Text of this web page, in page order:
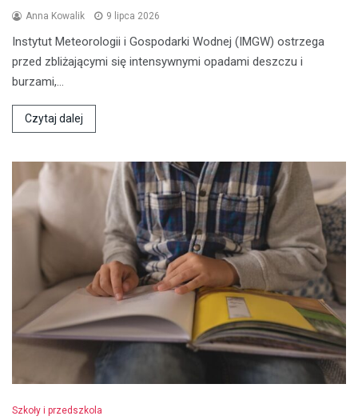
Anna Kowalik 9 lipca 2026
Instytut Meteorologii i Gospodarki Wodnej (IMGW) ostrzega
przed zbliżającymi się intensywnymi opadami deszczu i
burzami,…
Czytaj dalej
Szkoły i przedszkola